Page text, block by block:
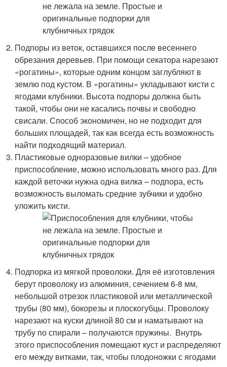
Подпоры из веток, оставшихся после весеннего
обрезания деревьев. При помощи секатора нарезают
«рогатины», которые одним концом заглубляют в
землю под кустом. В «рогатины» укладывают кисти с
ягодами клубники. Высота подпоры должна быть
такой, чтобы они не касались почвы и свободно
свисали. Способ экономичен, но не подходит для
больших площадей, так как всегда есть возможность
найти подходящий материал.
Пластиковые одноразовые вилки – удобное
приспособление, можно использовать много раз. Для
каждой веточки нужна одна вилка – подпора, есть
возможность выломать средние зубчики и удобно
уложить кисти.
Подпорка из мягкой проволоки. Для её изготовления
берут проволоку из алюминия, сечением 6-8 мм,
небольшой отрезок пластиковой или металлической
трубы (80 мм), бокорезы и плоскогубцы. Проволоку
нарезают на куски длиной 80 см и наматывают на
трубу по спирали – получаются пружины. Внутрь
этого приспособления помещают куст и распределяют
его между витками, так, чтобы плодоножки с ягодами